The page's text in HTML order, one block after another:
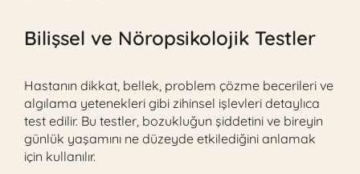
Bilişsel ve Nöropsikolojik Testler
Hastanın dikkat, bellek, problem çözme becerileri ve
algılama yetenekleri gibi zihinsel işlevleri detaylıca
test edilir. Bu testler, bozukluğun şiddetini ve bireyin
günlük yaşamını ne düzeyde etkilediğini anlamak
için kullanılır.